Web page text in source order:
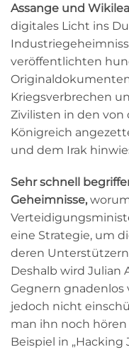
Assange und
digitales Licht ins
veröffentlichten
Kriegsverbrechen
Zivilisten in den von
Königreich
und dem Irak
Sehr schnell
Geheimnisse,
eine Strategie, um
deren
Deshalb wird Julian
Gegnern gnadenlos
jedoch nicht
man ihn noch
Beispiel in „Hacking